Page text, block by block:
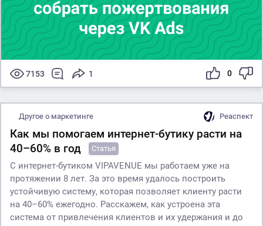
7153 1 0
Другое о маркетинге Реаспект
Как мы помогаем интернет-бутику расти на
40–60% в год
Статья
С интернет-бутиком VIPAVENUE мы работаем уже на
протяжении 8 лет. За это время удалось построить
устойчивую систему, которая позволяет клиенту расти
на 40–60% ежегодно. Расскажем, как устроена эта
система от привлечения клиентов и их удержания и до